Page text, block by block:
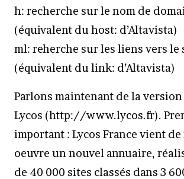
h: recherche sur le nom de
(équivalent du host: d’Altavista)
ml: reherche sur les liens vers le
(équivalent du link: d’Altavista)
Parlons maintenant de la
Lycos (http://www.lycos.fr).
important : Lycos France vient
oeuvre un nouvel annuaire,
de 40 000 sites classés dans 3